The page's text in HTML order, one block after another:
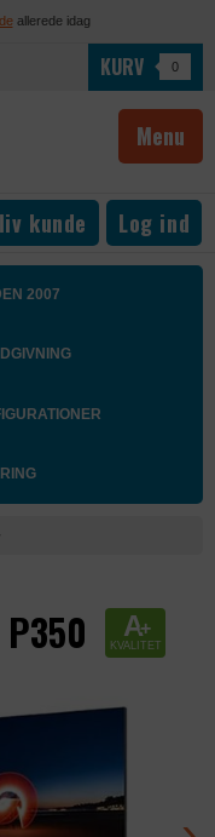
allerede idag
KURV 0
Menu
kunde Log ind
2007
A+
KVALITET